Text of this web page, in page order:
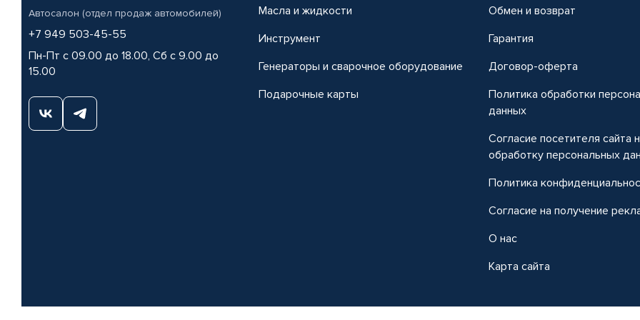
Автосалон (отдел продаж автомобилей)
+7 949 503-45-55
Пн-Пт с 09.00 до 18.00, Сб с 9.00 до
15.00
Масла и жидкости
Инструмент
Генераторы и сварочное оборудование
Подарочные карты
Обмен и возврат
Гарантия
Договор-оферта
Политика обработки
данных
Согласие посетителя сайта
обработку персональных
Политика
Согласие на получение
О нас
Карта сайта